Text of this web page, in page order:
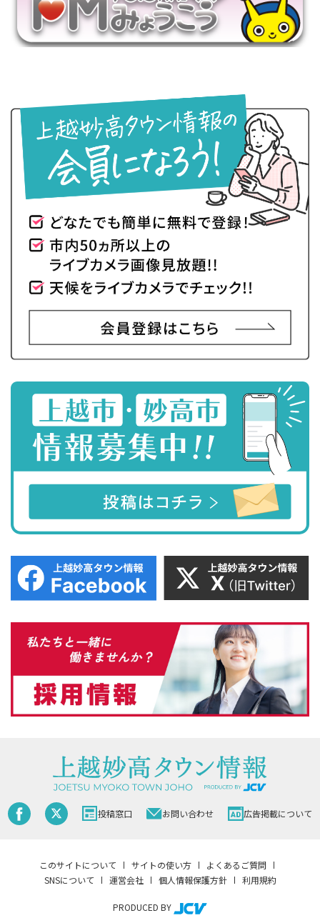
投稿窓口 お問い合わせ 広告掲載について
このサイトについて サイトの使い方
よくあるご質問
SNSについて
運営会社 個人情報保護方針 利用規約
PRODUCED BY